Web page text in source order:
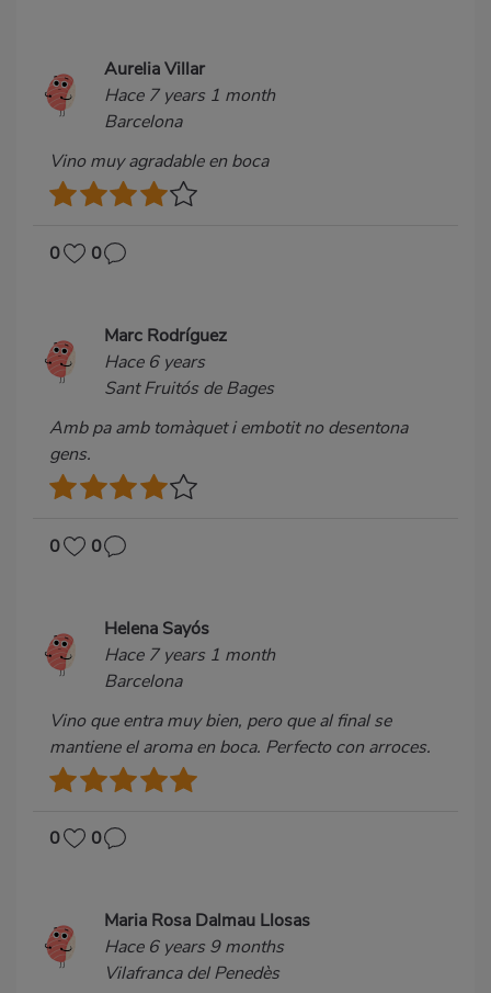
Aurelia Villar
Hace 7 years 1 month
Barcelona
Vino muy agradable en boca
0 0
Marc Rodríguez
Hace 6 years
Sant Fruitós de Bages
Amb pa amb tomàquet i embotit no desentona
gens.
0 0
Helena Sayós
Hace 7 years 1 month
Barcelona
Vino que entra muy bien, pero que al final se
mantiene el aroma en boca. Perfecto con arroces.
0 0
Maria Rosa Dalmau Llosas
Hace 6 years 9 months
Vilafranca del Penedès